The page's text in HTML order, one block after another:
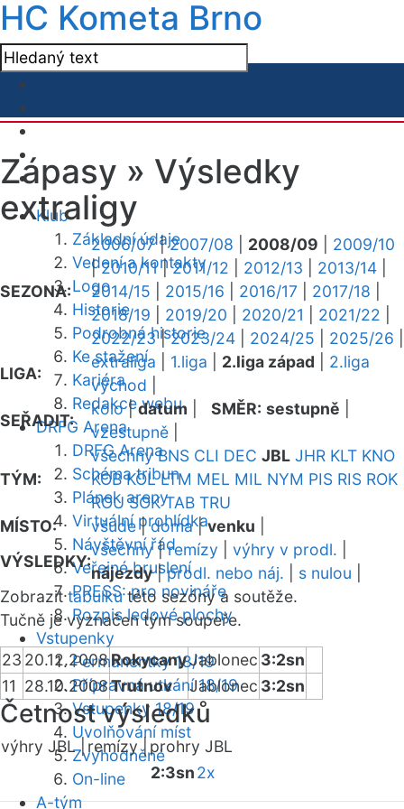
HC Kometa Brno
Klub
Základní údaje
Vedení a kontakty
Logo
Historie
Podrobná historie
Ke stažení
Kariéra
Redakce webu
DRFG Arena
DRFG Arena
Schéma tribun
Plánek areny
Virtuální prohlídka
Návštěvní řád
Veřejné bruslení
PRESS: pro novináře
Rozpis ledové plochy
Vstupenky
Permanentky 18/19
Přípravná utkání 18/19
Vstupenky 18/19
Uvolňování míst
Zvýhodněné
On-line
A-tým
Zápasy » Výsledky
extraligy
SEZONA:
2006/07|2007/08 2008/09
2009/10
|2010/11|2011/12 2012/13 2013/14
2014/15
2015/16 2016/17 2017/18
2018/19
2019/20 2020/21 2021/22
2022/23|2023/24 2024/25 2025/26
LIGA:
extraliga 1.liga 2.liga západ
2.liga
východ
SEŘADIT:
kolo|datum SMĚR: sestupně
vzestupně
TÝM:
všechny BNS CLI DEC JBL JHR KLT KNO
KOB KOL LTM MEL MIL NYM PIS RIS ROK
ROU SOK TAB TRU
MÍSTO:
všude|doma|venku
VÝSLEDKY:
všechny|remízy výhry v prodl.
nájezdy|prodl. nebo náj. s nulou
Zobrazittabulkutéto sezóny a soutěže.
Tučně je vyznačen tým soupeře.
23 20.12.2008RokycanyJablonec 3:2sn
11 28.10.2008Trutnov Jablonec 3:2sn
Četnost výsledků
výhry JBL | remízy | prohry JBL
2:3sn2x